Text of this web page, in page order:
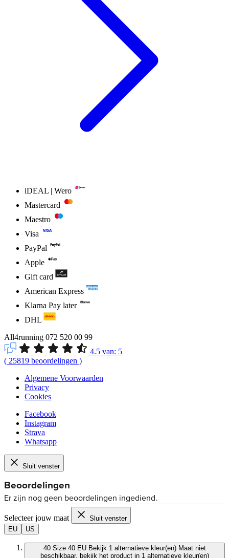
iDEAL | Wero
Mastercard
Maestro
Visa
PayPal
Apple
Gift card
American Express
Klarna Pay later
DHL
All4running 072 520 00 99
4.5 van: 5
( 25819 beoordelingen )
Algemene Voorwaarden
Privacy
Cookies
Facebook
Instagram
Strava
Whatsapp
Sluit venster
Selecteer jouw maat
Sluit venster
EU
US
40 Size 40 EU Bekijk 1 alternatieve kleur(en) Maat niet
beschikbaar, bekijk het product in 1 alternatieve kleur(en)